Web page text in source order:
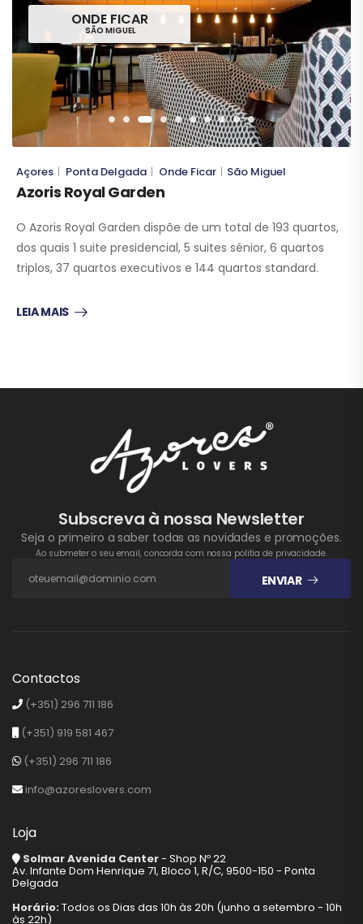
ONDE FICAR
SÃO MIGUEL
Açores | Ponta Delgada | Onde Ficar | São Miguel
Azoris Royal Garden
O Azoris Royal Garden dispõe de um total de 193 quartos,
dos quais 1 suite presidencial, 5 suites sénior, 6 quartos
triplos, 37 quartos executivos e 144 quartos standard.
LEIA MAIS
Subscreva à nossa Newsletter
Seja o primeiro a saber todas as novidades e promoções.
Ao submeter o seu email, concorda com nossa politia de privacidade.
ENVIAR
Contactos
(+351) 296 711 186
(+351) 919 581 467
(+351) 296 711 186
info@azoreslovers.com
Loja
Solmar Avenida Center- Shop Nº 22
Av. Infante Dom Henrique 71, Bloco 1, R/C, 9500-150 - Ponta
Delgada
Horário:Todos os Dias das 10h às 20h (junho a setembro - 10h
às 22h)